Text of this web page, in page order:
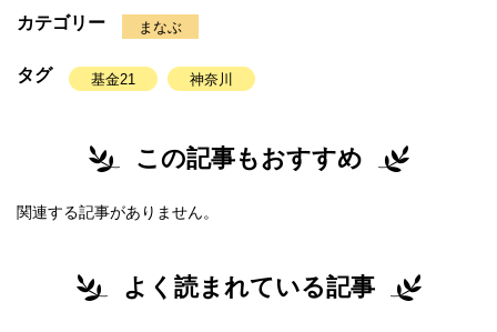
カテゴリー まなぶ
タグ 基金21 神奈川
この記事もおすすめ
関連する記事がありません。
よく読まれている記事